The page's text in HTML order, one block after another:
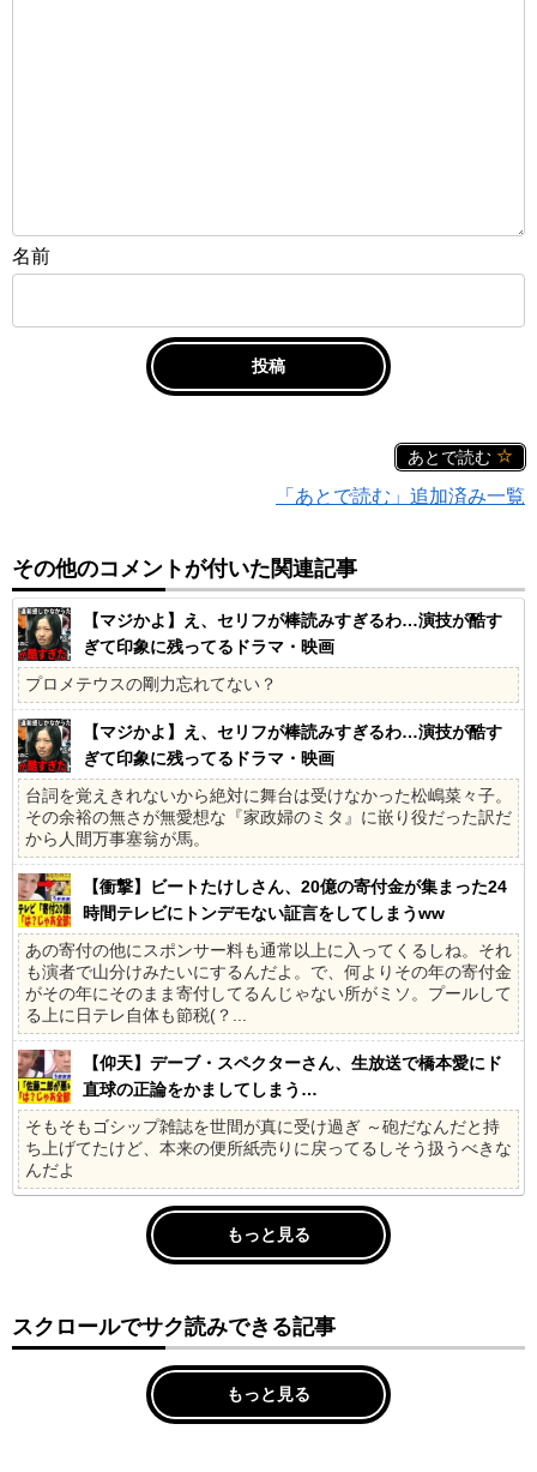
名前
あとで読む
「あとで読む」追加済み一覧
その他のコメントが付いた関連記事
【マジかよ】え、セリフが棒読みすぎるわ…演技が酷す
ぎて印象に残ってるドラマ・映画
プロメテウスの剛力忘れてない？
【マジかよ】え、セリフが棒読みすぎるわ…演技が酷す
ぎて印象に残ってるドラマ・映画
台詞を覚えきれないから絶対に舞台は受けなかった松嶋菜々子。
その余裕の無さが無愛想な『家政婦のミタ』に嵌り役だった訳だ
から人間万事塞翁が馬。
【衝撃】ビートたけしさん、20億の寄付金が集まった24
時間テレビにトンデモない証言をしてしまうww
あの寄付の他にスポンサー料も通常以上に入ってくるしね。それ
も演者で山分けみたいにするんだよ。で、何よりその年の寄付金
がその年にそのまま寄付してるんじゃない所がミソ。プールして
る上に日テレ自体も節税(？...
【仰天】デーブ・スペクターさん、生放送で橋本愛にド
直球の正論をかましてしまう…
そもそもゴシップ雑誌を世間が真に受け過ぎ ～砲だなんだと持
ち上げてたけど、本来の便所紙売りに戻ってるしそう扱うべきな
んだよ
もっと見る
スクロールでサク読みできる記事
もっと見る